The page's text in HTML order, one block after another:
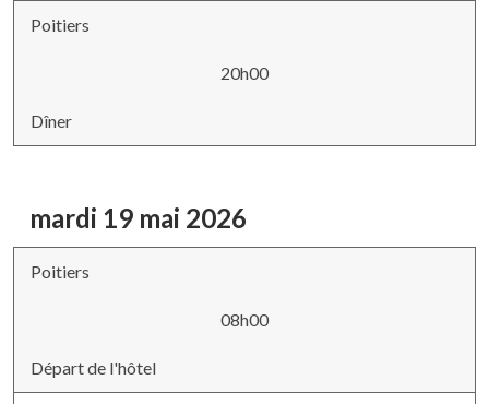
Poitiers
20h00
Dîner
mardi 19 mai 2026
Poitiers
08h00
Départ de l'hôtel